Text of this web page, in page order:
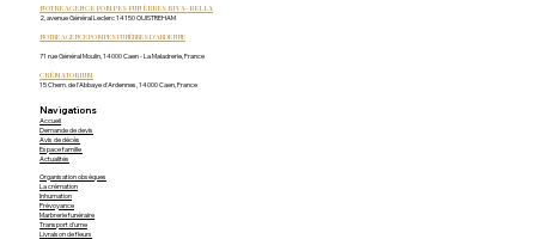
NOTRE AGENCE POMPES FUNÈBRES RIVA-BELLA
2, avenue Général Leclerc 14150 OUISTREHAM
NOTRE AGENCE POMPES FUNÈBRES D'ARDENNE
71 rue Général Moulin, 14000 Caen - La Maladrerie, France
CRÉMATORIUM
15 Chem. de l'Abbaye d'Ardennes, 14000 Caen, France
Navigations
Accueil
Demande de devis
Avis de décès
Espace famille
Actualités
Organisation obsèques
La crémation
Inhumation
Prévoyance
Marbrerie funéraire
Transport d'urne
Livraison de fleurs